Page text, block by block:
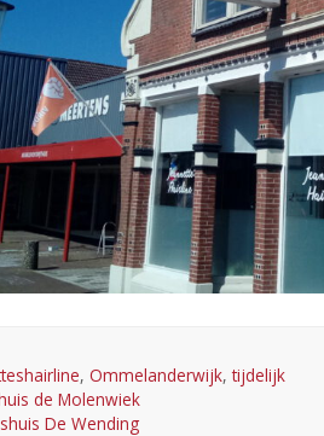
, Ommelanderwijk,tijdelijk
de Molenwiek
De Wending